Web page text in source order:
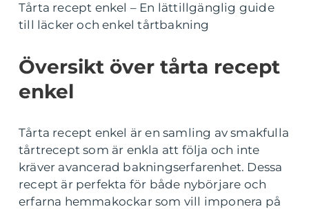
Tårta recept enkel – En lättillgänglig guide
till läcker och enkel tårtbakning
Översikt över tårta recept
enkel
Tårta recept enkel är en samling av smakfulla
tårtrecept som är enkla att följa och inte
kräver avancerad bakningserfarenhet. Dessa
recept är perfekta för både nybörjare och
erfarna hemmakockar som vill imponera på